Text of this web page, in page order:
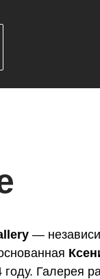
—
Галерея